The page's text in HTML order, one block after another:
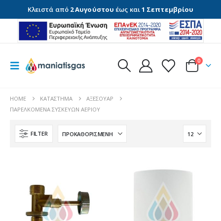
Κλειστά από 2 Αυγούστου έως και1 Σεπτεμβρίου
0
HOME ΚΑΤΆΣΤΗΜΑ
ΑΞΕΣΟΥΆΡ
ΠΑΡΕΛΚΌΜΕΝΑ ΣΥΣΚΕΥΏΝ ΑΕΡΊΟΥ
FILTER